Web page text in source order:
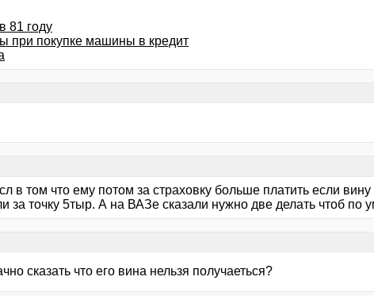
81 году
при покупке машины в кредит
в том что ему потом за страховку больше платить если вину
за точку 5тыр. А на ВАЗе сказали нужно две делать чтоб по
сказать что его вина нельзя получаеться?